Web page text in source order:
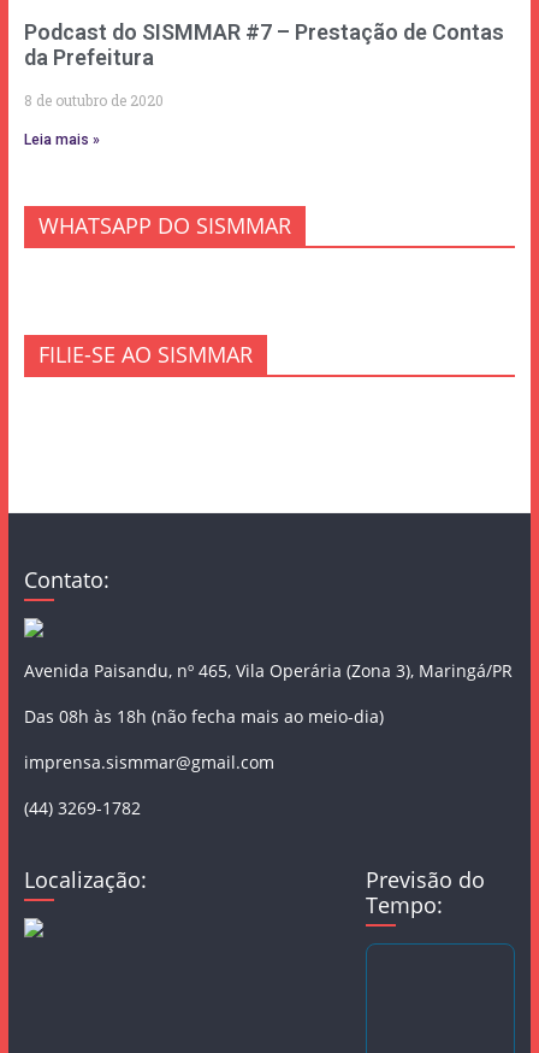
Podcast do SISMMAR #7 – Prestação de Contas
da Prefeitura
8 de outubro de 2020
Leia mais »
WHATSAPP DO SISMMAR
FILIE-SE AO SISMMAR
Contato:
Avenida Paisandu, nº 465, Vila Operária (Zona 3), Maringá/PR
Das 08h às 18h (não fecha mais ao meio-dia)
imprensa.sismmar@gmail.com
(44) 3269-1782
Localização:
Previsão do
Tempo: